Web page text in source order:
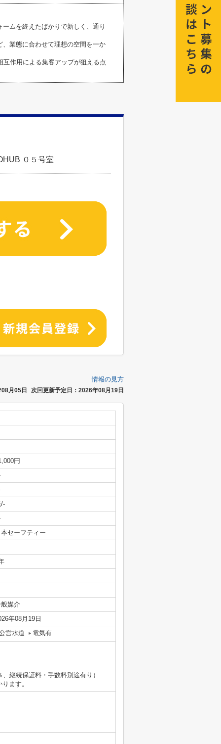
ムを終えたばかりで新しく、通り
業態に合わせて理想の空間を一か
作用による集客アップが狙える点
０５号室
情報の見方
月05日 次回更新予定日：2026年08月19日
円
セーフティー
媒介
年08月19日
営水道
電気有
継続保証料・手数料別途有り）
ます。